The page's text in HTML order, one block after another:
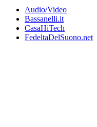
Audio/Video
Bassanelli.it
CasaHiTech
FedeltaDelSuono.net